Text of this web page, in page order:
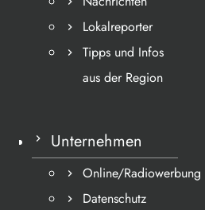
Lokalreporter
Tipps und Infos
aus der Region
Unternehmen
Online/Radiowerbung
Datenschutz